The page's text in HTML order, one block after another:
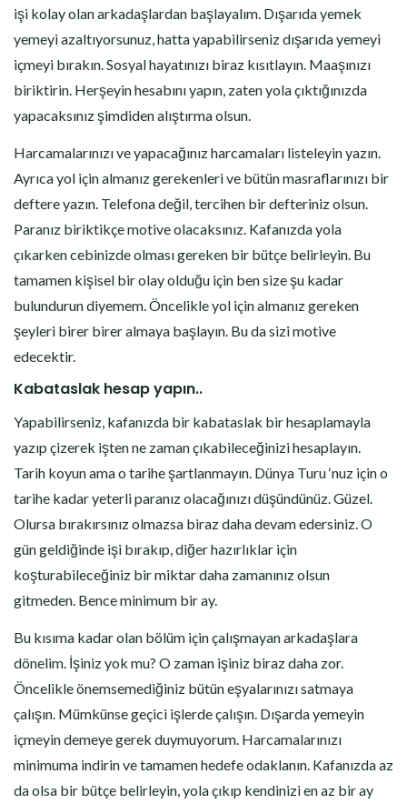
işi kolay olan arkadaşlardan başlayalım. Dışarıda yemek
yemeyi azaltıyorsunuz, hatta yapabilirseniz dışarıda yemeyi
içmeyi bırakın. Sosyal hayatınızı biraz kısıtlayın. Maaşınızı
biriktirin. Herşeyin hesabını yapın, zaten yola çıktığınızda
yapacaksınız şimdiden alıştırma olsun.
Harcamalarınızı ve yapacağınız harcamaları listeleyin yazın.
Ayrıca yol için almanız gerekenleri ve bütün masraflarınızı bir
deftere yazın. Telefona değil, tercihen bir defteriniz olsun.
Paranız biriktikçe motive olacaksınız. Kafanızda yola
çıkarken cebinizde olması gereken bir bütçe belirleyin. Bu
tamamen kişisel bir olay olduğu için ben size şu kadar
bulundurun diyemem. Öncelikle yol için almanız gereken
şeyleri birer birer almaya başlayın. Bu da sizi motive
edecektir.
Kabataslak hesap yapın..
Yapabilirseniz, kafanızda bir kabataslak bir hesaplamayla
yazıp çizerek işten ne zaman çıkabileceğinizi hesaplayın.
Tarih koyun ama o tarihe şartlanmayın. Dünya Turu ‘nuz için o
tarihe kadar yeterli paranız olacağınızı düşündünüz. Güzel.
Olursa bırakırsınız olmazsa biraz daha devam edersiniz. O
gün geldiğinde işi bırakıp, diğer hazırlıklar için
koşturabileceğiniz bir miktar daha zamanınız olsun
gitmeden. Bence minimum bir ay.
Bu kısıma kadar olan bölüm için çalışmayan arkadaşlara
dönelim. İşiniz yok mu? O zaman işiniz biraz daha zor.
Öncelikle önemsemediğiniz bütün eşyalarınızı satmaya
çalışın. Mümkünse geçici işlerde çalışın. Dışarda yemeyin
içmeyin demeye gerek duymuyorum. Harcamalarınızı
minimuma indirin ve tamamen hedefe odaklanın. Kafanızda az
da olsa bir bütçe belirleyin, yola çıkıp kendinizi en az bir ay